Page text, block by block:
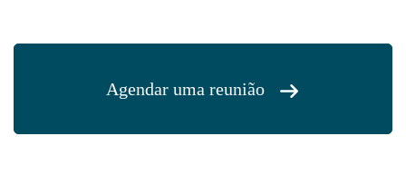
Agendar uma reunião